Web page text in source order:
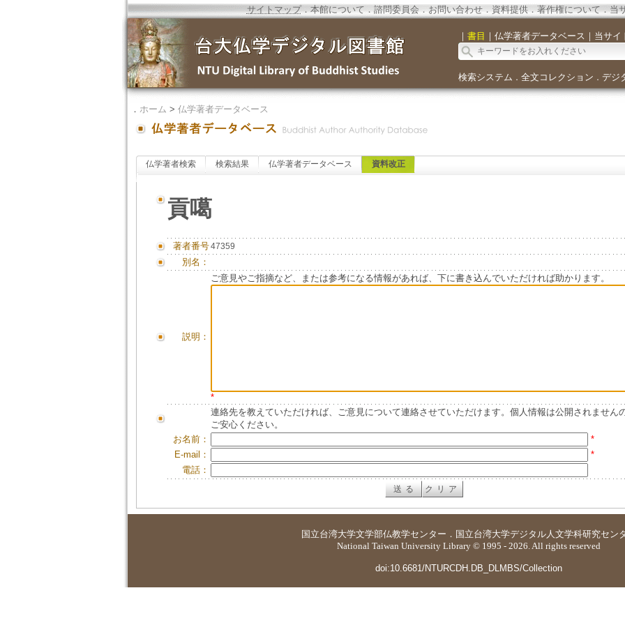
サイトマップ．本館について．諮問委員会． お問い合わせ． 資料提供．著作権について．当
｜ 書目 ｜ 仏学著者データベース ｜ 当サイ
検索システム ． 全文コレクション ． デジ
． ホーム > 仏学著者データベース
仏学著者検索 検索結果 仏学著者データベース 資料改正
貢噶
著者番号47359
別名：
説明：
ご意見やご指摘など、または参考になる情報があれば、下に書き込んでいただければ助かります。
*
連絡先を教えていただければ、ご意見について連絡させていただけます。個人情報は公開されません
ご安心ください。
お名前：
*
E-mail：
*
電話：
国立台湾大学文学部仏教学センター ． 国立台湾大学デジタル人文学科研究セン
National Taiwan University Library © 1995 - 2026. All rights reserved
doi:10.6681/NTURCDH.DB_DLMBS/Collection